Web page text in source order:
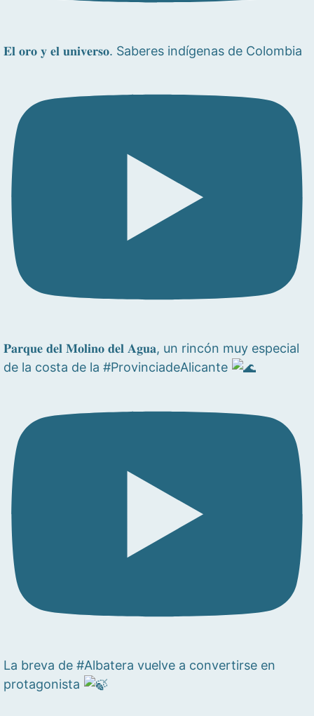
𝐄𝐥 𝐨𝐫𝐨 𝐲 𝐞𝐥 𝐮𝐧𝐢𝐯𝐞𝐫𝐬𝐨. Saberes indígenas de Colombia
𝐏𝐚𝐫𝐪𝐮𝐞 𝐝𝐞𝐥 𝐌𝐨𝐥𝐢𝐧𝐨 𝐝𝐞𝐥 𝐀𝐠𝐮𝐚, un rincón muy especial
de la costa de la #ProvinciadeAlicante
La breva de #Albatera vuelve a convertirse en
protagonista